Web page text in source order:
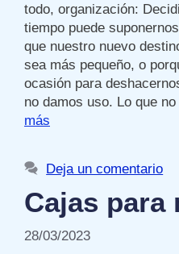
todo, organización:
tiempo puede
que nuestro nuevo
sea más pequeño, o
ocasión para
no damos uso. Lo que
más
Deja un comentario
Cajas para
28/03/2023